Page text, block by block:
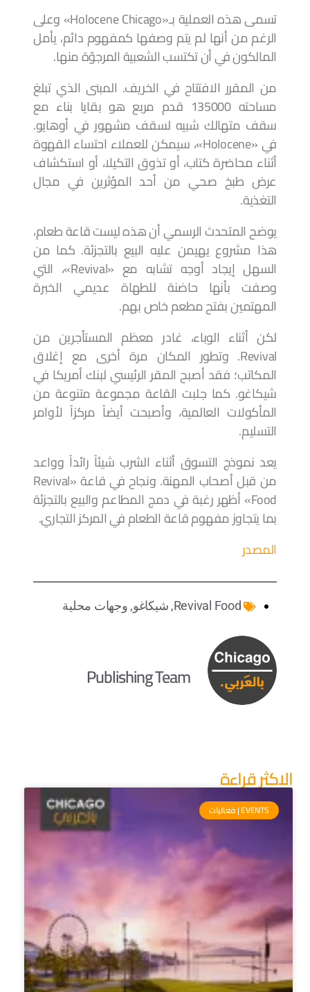
تسمى هذه العملية بـ«Holocene Chicago» وعلى
الرغم من أنها لم يتم وصفها كمفهوم دائم، يأمل
المالكون في أن تكتسب الشعبية المرجوّة منها.
من المقرر الافتتاح في الخريف. المبنى الذي تبلغ
مساحته 135000 قدم مربع هو بقايا بناء مع
سقف متهالك شبيه لسقف مشهور في أوهايو.
في «Holocene»، سيمكن للعملاء احتساء القهوة
أثناء محاضرة كتاب، أو تذوق التكيلا، أو استكشاف
عرض طبخ صحي من أحد المؤثرين في مجال
التغذية.
يوضح المتحدث الرسمي أن هذه ليست قاعة طعام،
هذا مشروع يهيمن عليه البيع بالتجزئة. كما من
السهل إيجاد أوجه تشابه مع «Revival»، التي
وصفت بأنها حاضنة للطهاة عديمي الخبرة
المهتمين بفتح مطعم خاص بهم.
لكن أثناء الوباء، غادر معظم المستأجرين من
Revival. وتطور المكان مرة أخرى مع إغلاق
المكاتب؛ فقد أصبح المقر الرئيسي لبنك أمريكا في
شيكاغو. كما جلبت القاعة مجموعة متنوعة من
المأكولات العالمية، وأصبحت أيضاً مركزاً لأوامر
التسليم.
يعد نموذج التسوق أثناء الشرب شيئاً رائداً وواعد
من قبل أصحاب المهنة. ونجاح في قاعة «Revival
Food» أظهر رغبة في دمج المطاعم والبيع بالتجزئة
بما يتجاوز مفهوم قاعة الطعام في المركز التجاري.
المصدر
Revival Food
, شيكاغو, وجهات محلية
Publishing Team
الاكثر قراءة
EVENTS | فعاليات